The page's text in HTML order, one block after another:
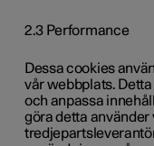
2.3 Performance
Dessa cookies
vår webbplats.
och anpassa
göra detta använder